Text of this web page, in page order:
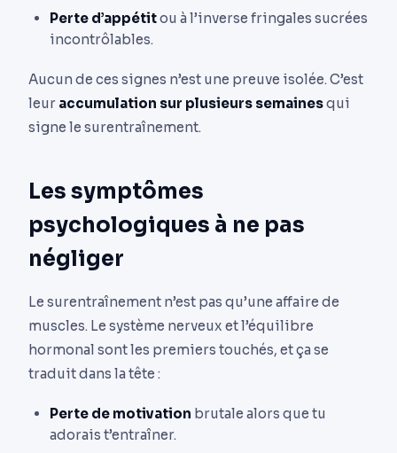
Perte d’appétitou à l’inverse fringales sucrées
incontrôlables.
Aucun de ces signes n’est une preuve isolée. C’est
leur accumulation sur plusieurs semainesqui
signe le surentraînement.
Les symptômes
psychologiques à ne pas
négliger
Le surentraînement n’est pas qu’une affaire de
muscles. Le système nerveux et l’équilibre
hormonal sont les premiers touchés, et ça se
traduit dans la tête :
Perte de motivation brutale alors que tu
adorais t’entraîner.